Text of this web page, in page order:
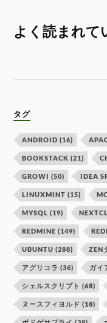
よく読まれて
タグ
ANDROID (16)
BOOKSTACK (21)
GROWI (50) IDEA
LINUXMINT (15)
MYSQL (19)
REDMINE (149)
UBUNTU (288) ZEN
アグリコラ (36) ガイ
シェルスクリプト (68)
ヌースフィヨルド (18)